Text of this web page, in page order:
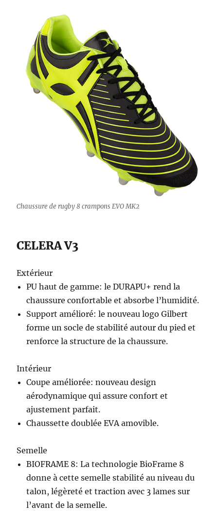
Chaussure de rugby 8 crampons EVO MK2
CELERA V3
Extérieur
PU haut de gamme: le DURAPU+ rend la
chaussure confortable et absorbe l’humidité.
Support amélioré: le nouveau logo Gilbert
forme un socle de stabilité autour du pied et
renforce la structure de la chaussure.
Intérieur
Coupe améliorée: nouveau design
aérodynamique qui assure confort et
ajustement parfait.
Chaussette doublée EVA amovible.
Semelle
BIOFRAME 8: La technologie BioFrame 8
donne à cette semelle stabilité au niveau du
talon, légèreté et traction avec 3 lames sur
l’avant de la semelle.